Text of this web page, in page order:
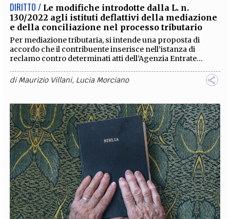
DIRITTO / Le modifiche introdotte dalla L. n.
130/2022 agli istituti deflattivi della mediazione
e della conciliazione nel processo tributario
Per mediazione tributaria, si intende una proposta di
accordo che il contribuente inserisce nell’istanza di
reclamo contro determinati atti dell’Agenzia Entrate...
diMaurizio Villani, Lucia Morciano